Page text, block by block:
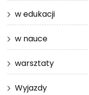
w edukacji
w nauce
warsztaty
Wyjazdy